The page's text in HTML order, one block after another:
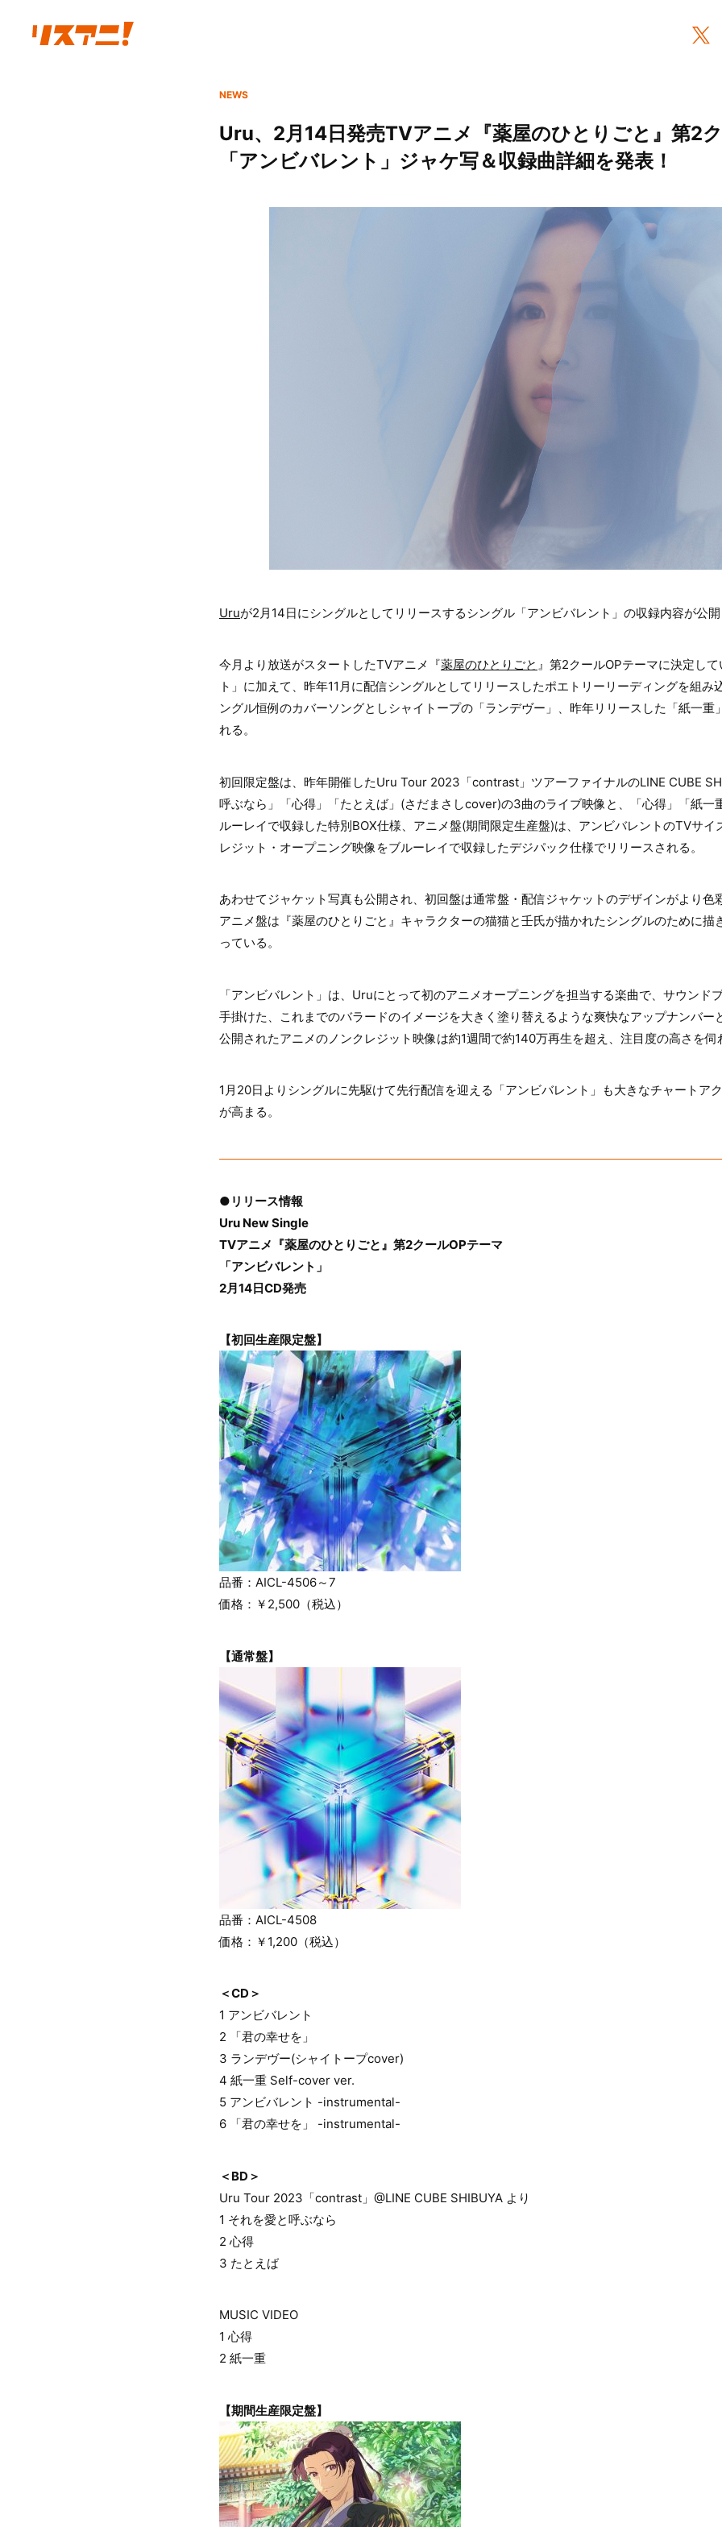
NEWS
Uru、2月14日発売TVアニメ『薬屋のひとりごと』第2
「アンビバレント」ジャケ写＆収録曲詳細を発表！
Uruが2月14日にシングルとしてリリースするシングル「アンビバレント」の収録内容が公開
今月より放送がスタートしたTVアニメ『薬屋のひとりごと 』第2クールOPテーマに決定し
ト」に加えて、昨年11月に配信シングルとしてリリースしたポエトリーリーディングを組み
ングル恒例のカバーソングとしシャイトープの「ランデヴー」、昨年リリースした「紙一重
れる。
初回限定盤は、昨年開催したUru Tour 2023「contrast」ツアーファイナルのLINE CUBE
呼ぶなら」「心得」「たとえば」(さだまさしcover)の3曲のライブ映像と、「心得」「紙一
ルーレイで収録した特別BOX仕様、アニメ盤(期間限定生産盤)は、アンビバレントのTVサイ
レジット・オープニング映像をブルーレイで収録したデジパック仕様でリリースされる。
あわせてジャケット写真も公開され、初回盤は通常盤・配信ジャケットのデザインがより色
アニメ盤は『薬屋のひとりごと』キャラクターの猫猫と壬氏が描かれたシングルのために描
っている。
「アンビバレント」は、Uruにとって初のアニメオープニングを担当する楽曲で、サウンド
手掛けた、これまでのバラードのイメージを大きく塗り替えるような爽快なアップナンバー
公開されたアニメのノンクレジット映像は約1週間で約140万再生を超え、注目度の高さを伺
1月20日よりシングルに先駆けて先行配信を迎える「アンビバレント」も大きなチャートア
が高まる。
●リリース情報
Uru New Single
TVアニメ『薬屋のひとりごと』第2クールOPテーマ
「アンビバレント」
2月14日CD発売
【初回生産限定盤】
品番：AICL-4506～7
価格：￥2,500（税込）
【通常盤】
品番：AICL-4508
価格：￥1,200（税込）
＜CD＞
1 アンビバレント
2 「君の幸せを」
3 ランデヴー(シャイトープcover)
4 紙一重 Self-cover ver.
5 アンビバレント -instrumental-
6 「君の幸せを」 -instrumental-
＜BD＞
Uru Tour 2023「contrast」@LINE CUBE SHIBUYA より
1 それを愛と呼ぶなら
2 心得
3 たとえば
MUSIC VIDEO
1 心得
2 紙一重
【期間生産限定盤】